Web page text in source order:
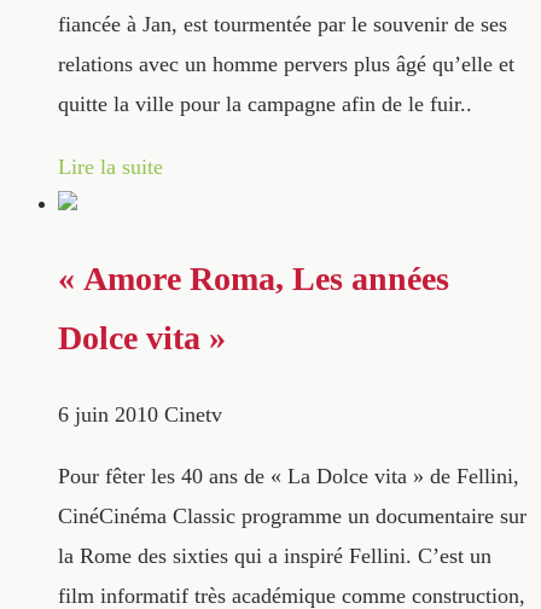
fiancée à Jan, est tourmentée par le souvenir de ses
relations avec un homme pervers plus âgé qu’elle et
quitte la ville pour la campagne afin de le fuir..
Lire la suite
« Amore Roma, Les années
Dolce vita »
6 juin 2010 Cinetv
Pour fêter les 40 ans de « La Dolce vita » de Fellini,
CinéCinéma Classic programme un documentaire sur
la Rome des sixties qui a inspiré Fellini. C’est un
film informatif très académique comme construction,